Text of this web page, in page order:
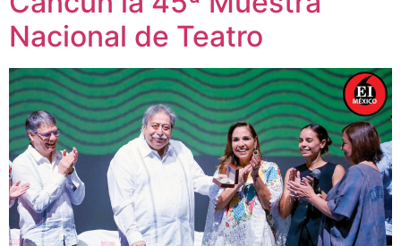
Nacional de Teatro